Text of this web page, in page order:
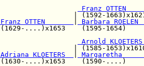
|
Franz OTTEN
| (1592-
Franz OTTEN
Barbara
....)x1653    (1595-
|
Arnold
| (1585-
Adriana KLOETERS
....)x1653